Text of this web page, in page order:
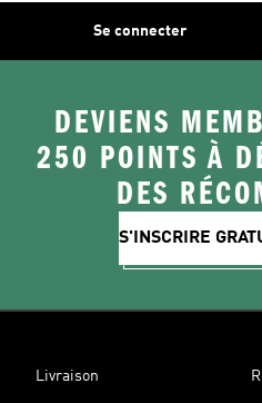
Se connecter
DEVIENS
250 POINTS À
DES
S'INSCRIRE
Livraison